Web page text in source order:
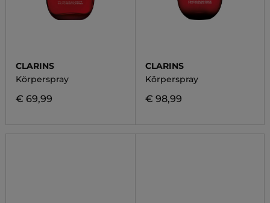
CLARINS
Körperspray
€ 69,99
CLARINS
Körperspray
€ 98,99